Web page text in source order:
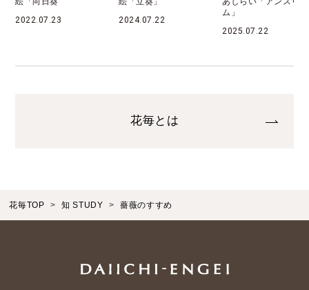
2024.07.22
花毎とは
花毎TOP 知 STUDY 薔薇のすすめ